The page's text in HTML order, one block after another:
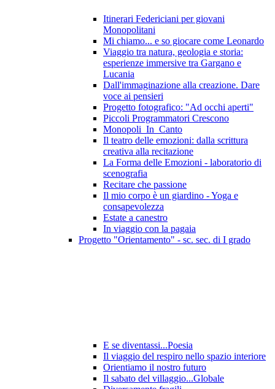
Itinerari Federiciani per giovani
Monopolitani
Mi chiamo... e so giocare come Leonardo
Viaggio tra natura, geologia e storia:
esperienze immersive tra Gargano e
Lucania
Dall'immaginazione alla creazione. Dare
voce ai pensieri
Progetto fotografico: "Ad occhi aperti"
Piccoli Programmatori Crescono
Monopoli_In_Canto
Il teatro delle emozioni: dalla scrittura
creativa alla recitazione
La Forma delle Emozioni - laboratorio di
scenografia
Recitare che passione
Il mio corpo è un giardino - Yoga e
consapevolezza
Estate a canestro
In viaggio con la pagaia
Progetto "Orientamento" - sc. sec. di I grado
E se diventassi...Poesia
Il viaggio del respiro nello spazio interiore
Orientiamo il nostro futuro
Il sabato del villaggio...Globale